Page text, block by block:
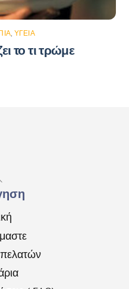
, ΥΓΕΊΑ
το τι τρώμε